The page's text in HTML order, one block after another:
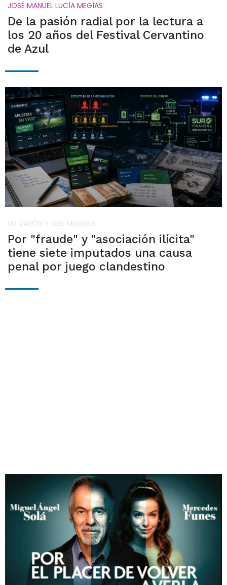
JOSÉ MANUEL LUCÍA MEGÍAS
De la pasión radial por la lectura a
los 20 años del Festival Cervantino
de Azul
UN VARÓN Y SEIS MUJERES
Por "fraude" y "asociación ilícita"
tiene siete imputados una causa
penal por juego clandestino